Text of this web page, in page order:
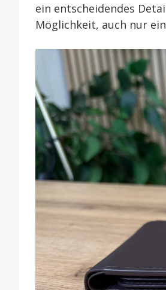
ein entscheidendes
Möglichkeit, auch nur